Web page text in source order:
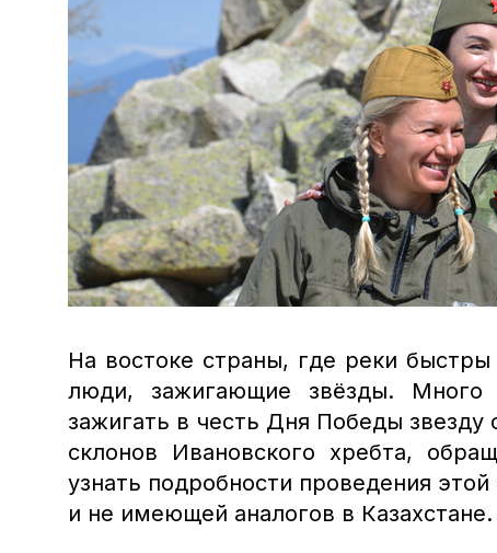
На востоке страны, где реки
люди, зажигающие звёзды. Много
зажигать в честь Дня Победы
склонов Ивановского хребта,
узнать подробности проведения
и не имеющей аналогов в Казахстане.